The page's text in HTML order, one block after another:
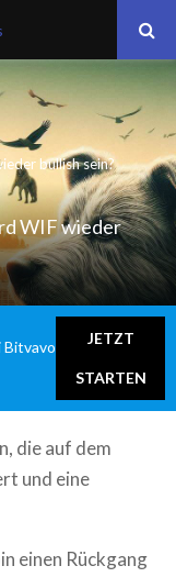
bullish sein?
WIF wieder
Bitvavo
JETZT
STARTEN
die auf dem
und eine
einen Rückgang